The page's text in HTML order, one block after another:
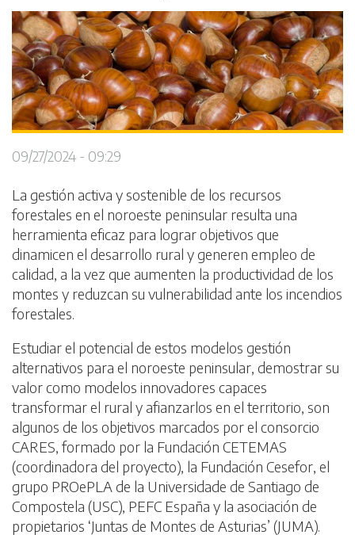
09/27/2024 - 09:29
La gestión activa y sostenible de los recursos
forestales en el noroeste peninsular resulta una
herramienta eficaz para lograr objetivos que
dinamicen el desarrollo rural y generen empleo de
calidad, a la vez que aumenten la productividad de los
montes y reduzcan su vulnerabilidad ante los incendios
forestales.
Estudiar el potencial de estos modelos gestión
alternativos para el noroeste peninsular, demostrar su
valor como modelos innovadores capaces
transformar el rural y afianzarlos en el territorio, son
algunos de los objetivos marcados por el consorcio
CARES, formado por la Fundación CETEMAS
(coordinadora del proyecto), la Fundación Cesefor, el
grupo PROePLA de la Universidade de Santiago de
Compostela (USC), PEFC España y la asociación de
propietarios ‘Juntas de Montes de Asturias’ (JUMA).